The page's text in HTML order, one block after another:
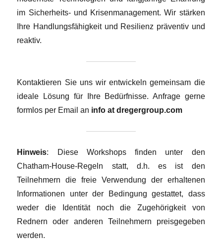
im Sicherheits- und Krisenmanagement. Wir stärken
Ihre Handlungsfähigkeit und Resilienz präventiv und
reaktiv.
Kontaktieren Sie uns wir entwickeln gemeinsam die
ideale Lösung für Ihre Bedürfnisse. Anfrage gerne
formlos per Email an info at dregergroup.com
Hinweis: Diese Workshops finden unter den
Chatham-House-Regeln statt, d.h. es ist den
Teilnehmern die freie Verwendung der erhaltenen
Informationen unter der Bedingung gestattet, dass
weder die Identität noch die Zugehörigkeit von
Rednern oder anderen Teilnehmern preisgegeben
werden.